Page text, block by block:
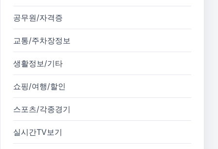
공무원/자격증
교통/주차장정보
생활정보/기타
쇼핑/여행/할인
스포츠/각종경기
실시간TV보기